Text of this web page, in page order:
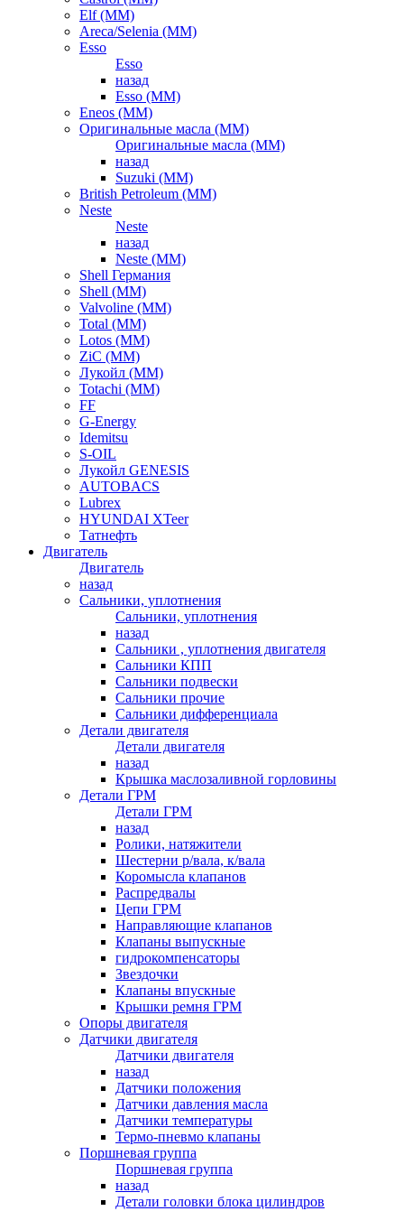
Elf (ММ)
Areca/Selenia (ММ)
Esso
Esso
назад
Esso (ММ)
Eneos (ММ)
Оригинальные масла (ММ)
Оригинальные масла (ММ)
назад
Suzuki (ММ)
British Petroleum (ММ)
Neste
Neste
назад
Neste (ММ)
Shell Германия
Shell (ММ)
Valvoline (ММ)
Total (ММ)
Lotos (ММ)
ZiC (ММ)
Лукойл (ММ)
Totachi (MM)
FF
G-Energy
Idemitsu
S-OIL
Лукойл GENESIS
AUTOBACS
Lubrex
HYUNDAI XTeer
Татнефть
Двигатель
Двигатель
назад
Сальники, уплотнения
Сальники, уплотнения
назад
Сальники , уплотнения двигателя
Сальники КПП
Сальники подвески
Сальники прочие
Сальники дифференциала
Детали двигателя
Детали двигателя
назад
Крышка маслозаливной горловины
Детали ГРМ
Детали ГРМ
назад
Ролики, натяжители
Шестерни р/вала, к/вала
Коромысла клапанов
Распредвалы
Цепи ГРМ
Направляющие клапанов
Клапаны выпускные
гидрокомпенсаторы
Звездочки
Клапаны впускные
Крышки ремня ГРМ
Опоры двигателя
Датчики двигателя
Датчики двигателя
назад
Датчики положения
Датчики давления масла
Датчики температуры
Термо-пневмо клапаны
Поршневая группа
Поршневая группа
назад
Детали головки блока цилиндров